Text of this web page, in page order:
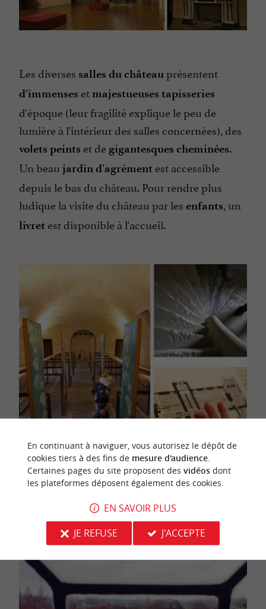
Les diverses salles du châteauprésentent
d'immenses et majestueuses tapisseries
d'époque (leur fragilité explique le peu de
lumière à l'intérieur des salles concernées), des
volets peints et de gigantesques cheminées.
Un beau jardin d'agrément est accessible
depuis le bas du château. Pour rendre plus
ludique la visite du château par les enfants, un
livret est disponible à l'accueil.
En continuant à naviguer, vous autorisez le dépôt de
cookies tiers à des fins de mesure d'audience.
Certaines pages du site proposent des vidéosdont
les plateformes déposent également des cookies.
EN SAVOIR PLUS
JE REFUSE
J'ACCEPTE